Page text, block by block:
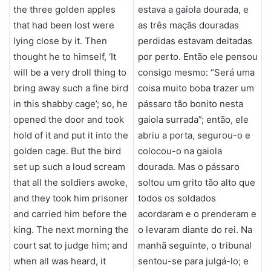
the three golden apples
that had been lost were
lying close by it. Then
thought he to himself, ‘It
will be a very droll thing to
bring away such a fine bird
in this shabby cage’; so, he
opened the door and took
hold of it and put it into the
golden cage. But the bird
set up such a loud scream
that all the soldiers awoke,
and they took him prisoner
and carried him before the
king. The next morning the
court sat to judge him; and
when all was heard, it
estava a gaiola dourada, e
as três maçãs douradas
perdidas estavam deitadas
por perto. Então ele pensou
consigo mesmo: “Será uma
coisa muito boba trazer um
pássaro tão bonito nesta
gaiola surrada”; então, ele
abriu a porta, segurou-o e
colocou-o na gaiola
dourada. Mas o pássaro
soltou um grito tão alto que
todos os soldados
acordaram e o prenderam e
o levaram diante do rei. Na
manhã seguinte, o tribunal
sentou-se para julgá-lo; e